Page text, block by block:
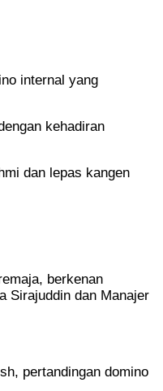
internal yang
kehadiran
dan lepas kangen
berkenan
Sirajuddin dan Manajer
pertandingan domino